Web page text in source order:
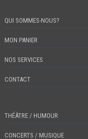
QUI SOMMES-NOUS?
MON PANIER
NOS SERVICES
CONTACT
THÉÂTRE / HUMOUR
CONCERTS / MUSIQUE